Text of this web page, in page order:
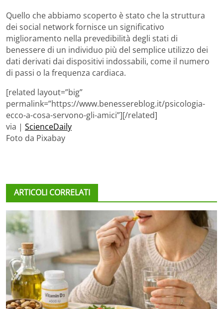
Quello che abbiamo scoperto è stato che la struttura
dei social network fornisce un significativo
miglioramento nella prevedibilità degli stati di
benessere di un individuo più del semplice utilizzo dei
dati derivati dai dispositivi indossabili, come il numero
di passi o la frequenza cardiaca.
[related layout=”big”
permalink=”https://www.benessereblog.it/psicologia-
ecco-a-cosa-servono-gli-amici”][/related]
via | ScienceDaily
Foto da Pixabay
ARTICOLI CORRELATI